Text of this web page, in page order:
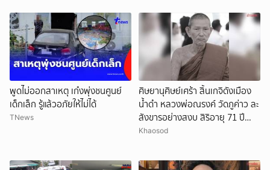
พูดไม่ออกสาเหตุ เก๋งพุ่งชนศูนย์
เด็กเล็ก รู้แล้วอภัยให้ไม่ได้
TNews
ศิษยานุศิษย์เศร้า สิ้นเกจิดังเมือง
น้ำดำ หลวงพ่อณรงค์ วัดภูค่าว ละ
สังขารอย่างสงบ สิริอายุ 71 ปี
พรรษา 38
Khaosod